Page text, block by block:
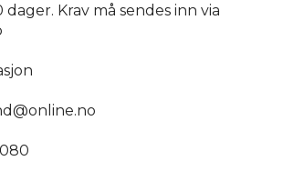
Krav må sendes inn via